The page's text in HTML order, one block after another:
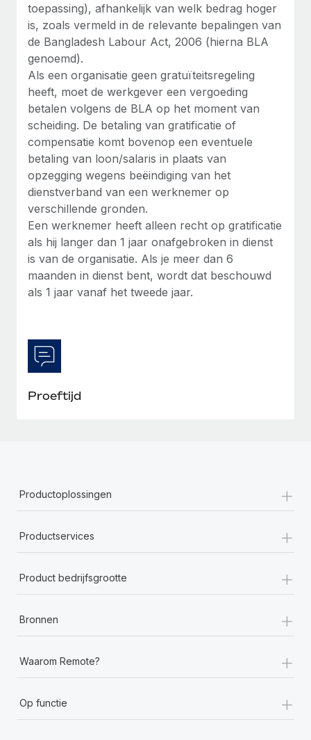
toepassing), afhankelijk van welk bedrag hoger
is, zoals vermeld in de relevante bepalingen van
de Bangladesh Labour Act, 2006 (hierna BLA
genoemd).
Als een organisatie geen gratuïteitsregeling
heeft, moet de werkgever een vergoeding
betalen volgens de BLA op het moment van
scheiding. De betaling van gratificatie of
compensatie komt bovenop een eventuele
betaling van loon/salaris in plaats van
opzegging wegens beëindiging van het
dienstverband van een werknemer op
verschillende gronden.
Een werknemer heeft alleen recht op gratificatie
als hij langer dan 1 jaar onafgebroken in dienst
is van de organisatie. Als je meer dan 6
maanden in dienst bent, wordt dat beschouwd
als 1 jaar vanaf het tweede jaar.
Proeftijd
Productoplossingen +
Productservices +
Product bedrijfsgrootte +
Bronnen +
Waarom Remote? +
Op functie +